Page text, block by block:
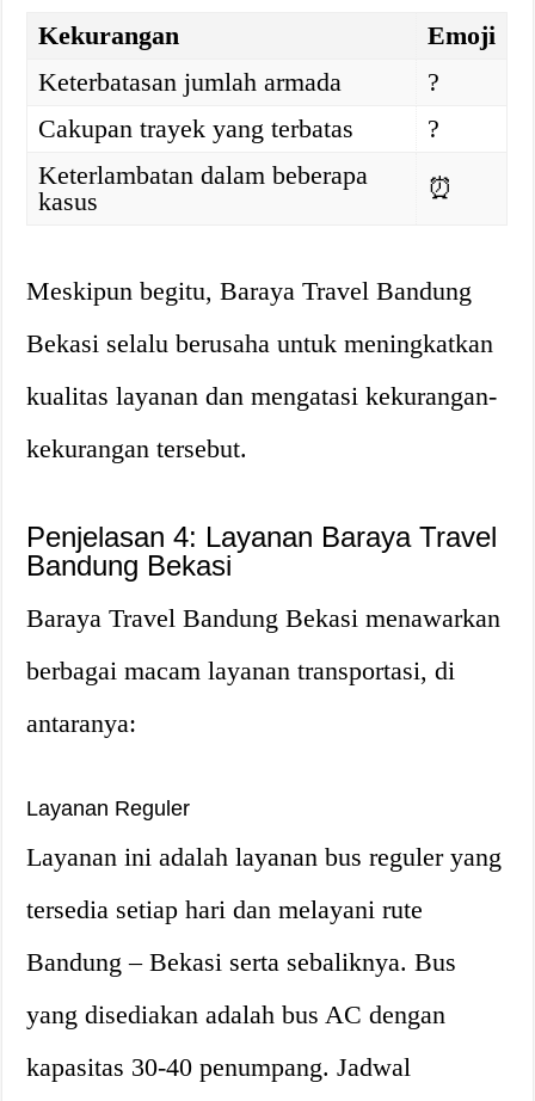
Kekurangan
Emoji
Keterbatasan jumlah armada
?
Cakupan trayek yang terbatas
?
Keterlambatan dalam beberapa
kasus
⏰
Meskipun begitu, Baraya Travel Bandung
Bekasi selalu berusaha untuk meningkatkan
kualitas layanan dan mengatasi kekurangan-
kekurangan tersebut.
Penjelasan 4: Layanan Baraya Travel
Bandung Bekasi
Baraya Travel Bandung Bekasi menawarkan
berbagai macam layanan transportasi, di
antaranya:
Layanan Reguler
Layanan ini adalah layanan bus reguler yang
tersedia setiap hari dan melayani rute
Bandung – Bekasi serta sebaliknya. Bus
yang disediakan adalah bus AC dengan
kapasitas 30-40 penumpang. Jadwal